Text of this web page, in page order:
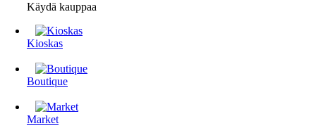
Käydä kauppaa
Kioskas
Boutique
Market